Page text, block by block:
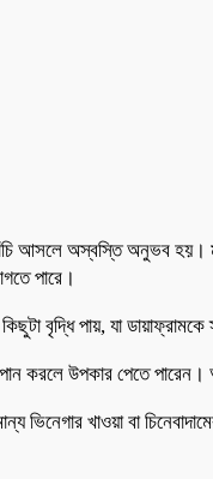
আসলে অস্বস্তি অনুভব হয়।
পারে।
বৃদ্ধি পায়, যা
করলে উপকার পেতে
ভিনেগার খাওয়া বা